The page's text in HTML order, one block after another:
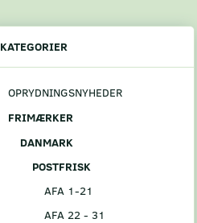
KATEGORIER
OPRYDNINGSNYHEDER
FRIMÆRKER
DANMARK
POSTFRISK
AFA 1-21
AFA 22 - 31